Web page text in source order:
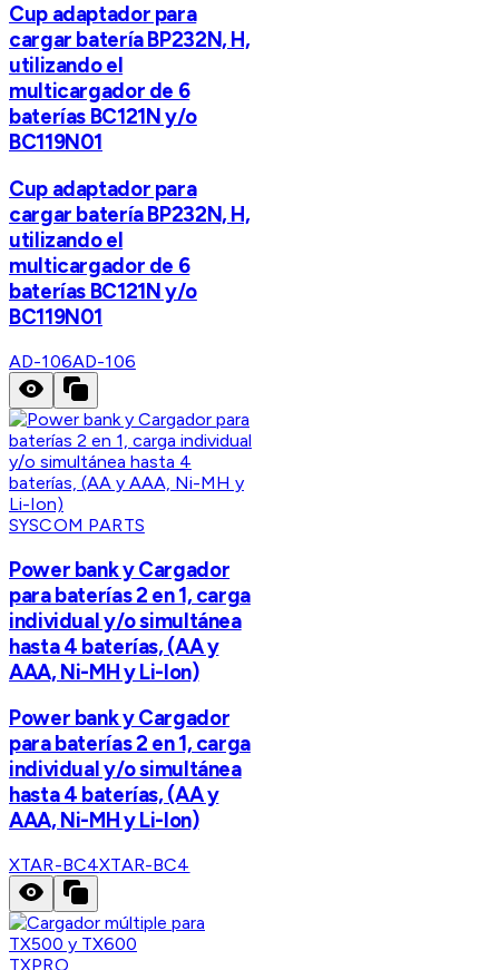
Cup adaptador para
cargar batería BP232N, H,
utilizando el
multicargador de 6
baterías BC121N y/o
BC119N01
Cup adaptador para
cargar batería BP232N, H,
utilizando el
multicargador de 6
baterías BC121N y/o
BC119N01
AD-106AD-106
SYSCOM PARTS
Power bank y Cargador
para baterías 2 en 1, carga
individual y/o simultánea
hasta 4 baterías, (AA y
AAA, Ni-MH y Li-Ion)
Power bank y Cargador
para baterías 2 en 1, carga
individual y/o simultánea
hasta 4 baterías, (AA y
AAA, Ni-MH y Li-Ion)
XTAR-BC4XTAR-BC4
TXPRO